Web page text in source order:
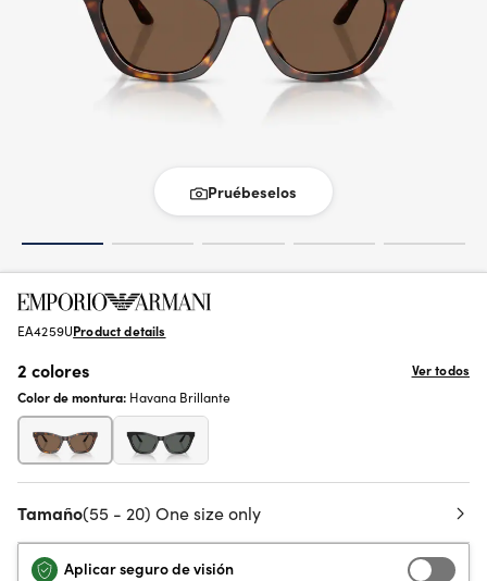
Pruébeselos
EA4259UProduct details
2 colores
Ver todos
Color de montura: Havana Brillante
Tamaño(55 - 20) One size only
Aplicar seguro de visión